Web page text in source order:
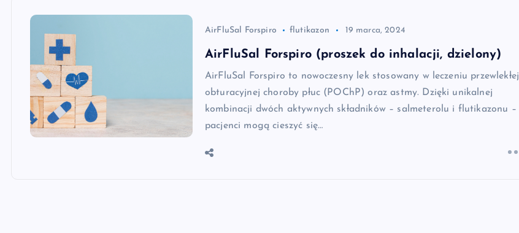
AirFluSal Forspiro flutikazon 19 marca, 2024
AirFluSal Forspiro (proszek do inhalacji, dzielony)
AirFluSal Forspiro to nowoczesny lek stosowany w leczeniu przewlekłej
obturacyjnej choroby płuc (POChP) oraz astmy. Dzięki unikalnej
kombinacji dwóch aktywnych składników – salmeterolu i flutikazonu –
pacjenci mogą cieszyć się…